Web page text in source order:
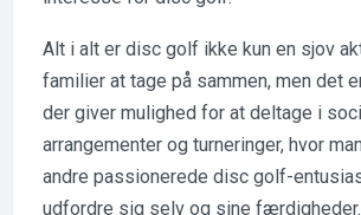
Alt i alt er disc golf ikke kun en sjov
familier at tage på sammen, men det
der giver mulighed for at deltage i
arrangementer og turneringer, hvor
andre passionerede disc golf-
udfordre sig selv og sine færdigheder.